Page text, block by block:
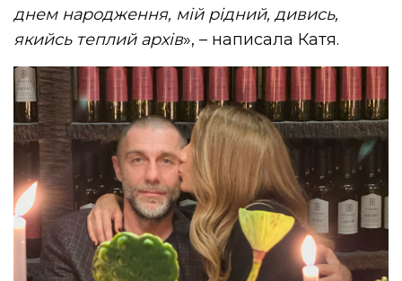
днем ​​народження, мій рідний, дивись,
якийсь теплий архів», – написала Катя.